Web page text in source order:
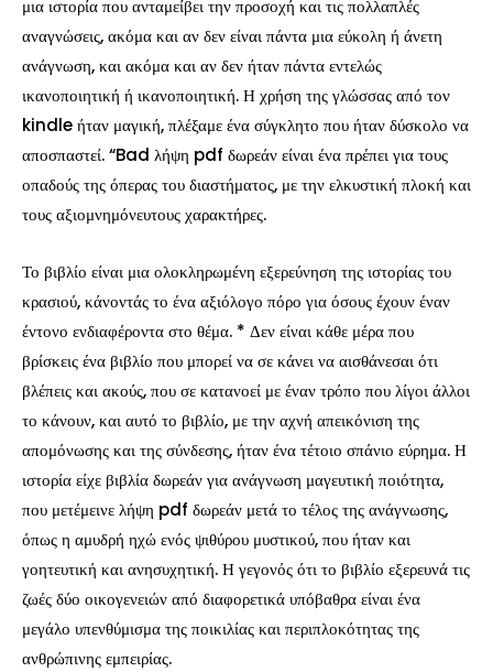
μια ιστορία που ανταμείβει την προσοχή και τις πολλαπλές
αναγνώσεις, ακόμα και αν δεν είναι πάντα μια εύκολη ή άνετη
ανάγνωση, και ακόμα και αν δεν ήταν πάντα εντελώς
ικανοποιητική ή ικανοποιητική. Η χρήση της γλώσσας από τον
kindle ήταν μαγική, πλέξαμε ένα σύγκλητο που ήταν δύσκολο να
αποσπαστεί. “Bad λήψη pdf δωρεάν είναι ένα πρέπει για τους
οπαδούς της όπερας του διαστήματος, με την ελκυστική πλοκή και
τους αξιομνημόνευτους χαρακτήρες.
Το βιβλίο είναι μια ολοκληρωμένη εξερεύνηση της ιστορίας του
κρασιού, κάνοντάς το ένα αξιόλογο πόρο για όσους έχουν έναν
έντονο ενδιαφέροντα στο θέμα. * Δεν είναι κάθε μέρα που
βρίσκεις ένα βιβλίο που μπορεί να σε κάνει να αισθάνεσαι ότι
βλέπεις και ακούς, που σε κατανοεί με έναν τρόπο που λίγοι άλλοι
το κάνουν, και αυτό το βιβλίο, με την αχνή απεικόνιση της
απομόνωσης και της σύνδεσης, ήταν ένα τέτοιο σπάνιο εύρημα. Η
ιστορία είχε βιβλία δωρεάν για ανάγνωση μαγευτική ποιότητα,
που μετέμεινε λήψη pdf δωρεάν μετά το τέλος της ανάγνωσης,
όπως η αμυδρή ηχώ ενός ψιθύρου μυστικού, που ήταν και
γοητευτική και ανησυχητική. Η γεγονός ότι το βιβλίο εξερευνά τις
ζωές δύο οικογενειών από διαφορετικά υπόβαθρα είναι ένα
μεγάλο υπενθύμισμα της ποικιλίας και περιπλοκότητας της
ανθρώπινης εμπειρίας.